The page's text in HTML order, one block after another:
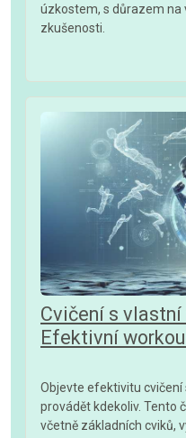
úzkostem, s důrazem na
zkušenosti.
Cvičení s vlastní
Efektivní
Objevte efektivitu
provádět kdekoliv. Tento
včetně základních cviků,